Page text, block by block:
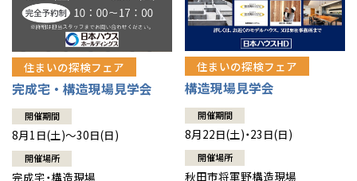
住まいの探検フェア
完成宅・構造現場見学会
開催期間
8月1日(土)～30日(日)
開催場所
完成宅・構造現場
住まいの探検フェア
構造現場見学会
開催期間
8月22日(土)・23日(日)
開催場所
秋田市将軍野構造現場
山口
徳島
高知
鹿児島
長崎
沖縄